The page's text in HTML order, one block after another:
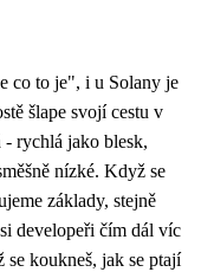
co to je", i u Solany je
šlape svojí cestu v
- rychlá jako blesk,
nízké. Když se
základy, stejně
developeři čím dál víc
koukneš, jak se ptají